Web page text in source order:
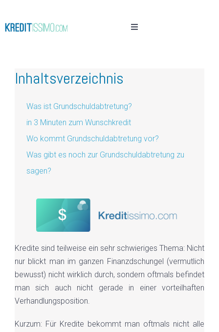
Inhaltsverzeichnis
Was ist Grundschuldabtretung?
in 3 Minuten zum Wunschkredit
Wo kommt Grundschuldabtretung vor?
Was gibt es noch zur Grundschuldabtretung zu
sagen?
Kredite sind teilweise ein sehr schwieriges Thema: Nicht
nur blickt man im ganzen Finanzdschungel (vermutlich
bewusst) nicht wirklich durch, sondern oftmals befindet
man sich auch nicht gerade in einer vorteilhaften
Verhandlungsposition.
Kurzum: Für Kredite bekommt man oftmals nicht alle